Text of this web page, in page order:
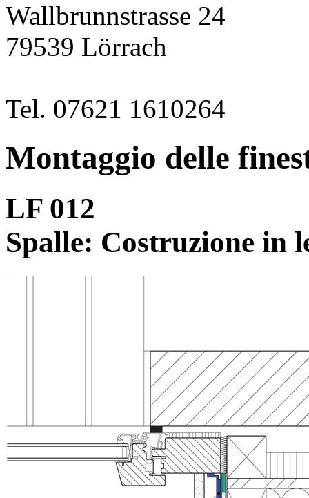
Wallbrunnstrasse 24
79539 Lörrach
Tel. 07621 1610264
Montaggio delle
LF 012
Spalle: Costruzione in